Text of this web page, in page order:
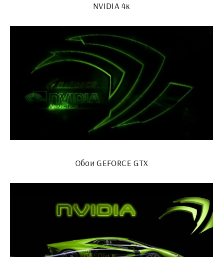
NVIDIA 4к
Обои GEFORCE GTX